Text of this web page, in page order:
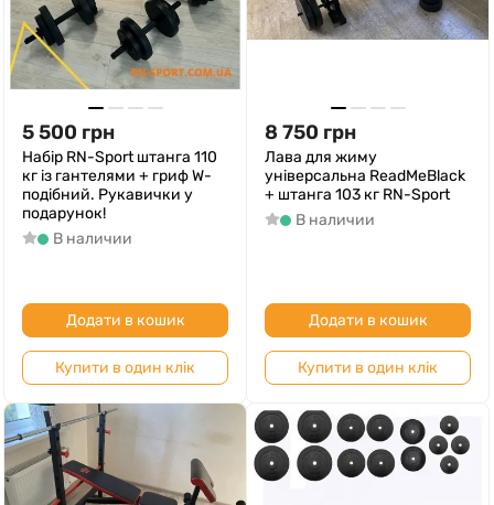
5 500 грн
Набір RN-Sport штанга 110
кг із гантелями + гриф W-
подібний. Рукавички у
подарунок!
В наличии
Додати в кошик
Купити в один клік
8 750 грн
Лава для жиму
універсальна ReadMeBlack
+ штанга 103 кг RN-Sport
В наличии
Додати в кошик
Купити в один клік